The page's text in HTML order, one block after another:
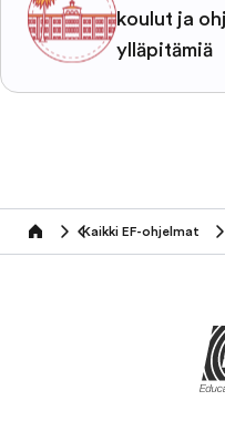
koulut ja
ylläpitämiä
home Kaikki EF-ohjelmat